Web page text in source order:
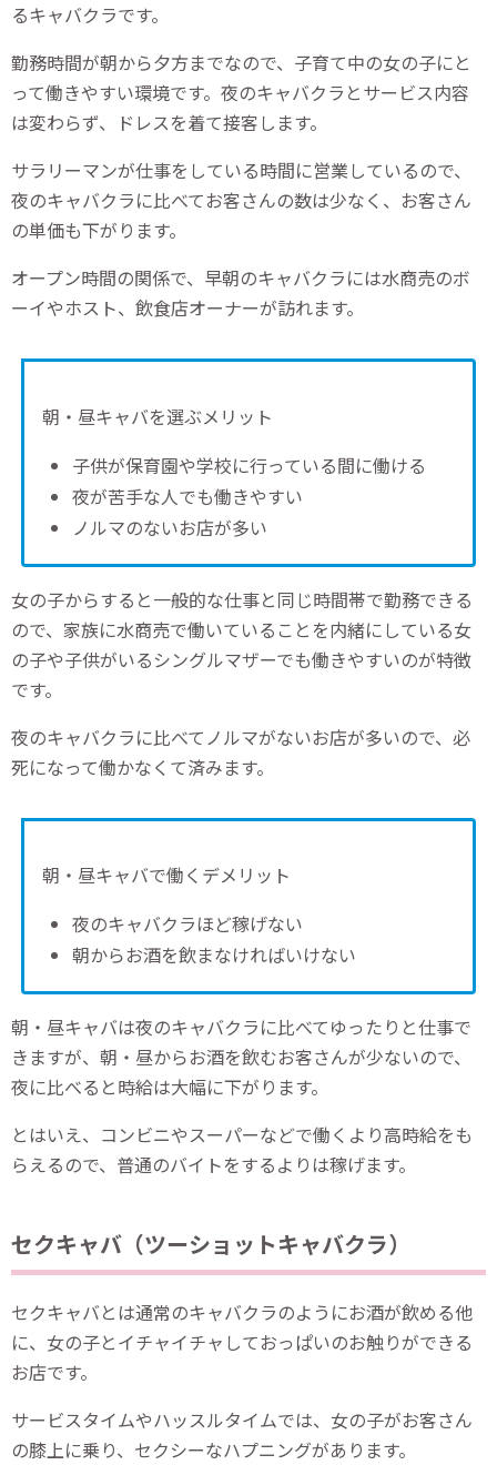
るキャバクラです。
勤務時間が朝から夕方までなので、子育て中の女の子にと
って働きやすい環境です。夜のキャバクラとサービス内容
は変わらず、ドレスを着て接客します。
サラリーマンが仕事をしている時間に営業しているので、
夜のキャバクラに比べてお客さんの数は少なく、お客さん
の単価も下がります。
オープン時間の関係で、早朝のキャバクラには水商売のボ
ーイやホスト、飲食店オーナーが訪れます。
朝・昼キャバを選ぶメリット
子供が保育園や学校に行っている間に働ける
夜が苦手な人でも働きやすい
ノルマのないお店が多い
女の子からすると一般的な仕事と同じ時間帯で勤務できる
ので、家族に水商売で働いていることを内緒にしている女
の子や子供がいるシングルマザーでも働きやすいのが特徴
です。
夜のキャバクラに比べてノルマがないお店が多いので、必
死になって働かなくて済みます。
朝・昼キャバで働くデメリット
夜のキャバクラほど稼げない
朝からお酒を飲まなければいけない
朝・昼キャバは夜のキャバクラに比べてゆったりと仕事で
きますが、朝・昼からお酒を飲むお客さんが少ないので、
夜に比べると時給は大幅に下がります。
とはいえ、コンビニやスーパーなどで働くより高時給をも
らえるので、普通のバイトをするよりは稼げます。
セクキャバ（ツーショットキャバクラ）
セクキャバとは通常のキャバクラのようにお酒が飲める他
に、女の子とイチャイチャしておっぱいのお触りができる
お店です。
サービスタイムやハッスルタイムでは、女の子がお客さん
の膝上に乗り、セクシーなハプニングがあります。